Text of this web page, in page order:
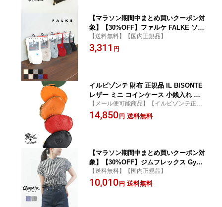
【マラソン期間中まとめ買いクーポン対
象】【30%OFF】ファルケ FALKE ソッ
クス ウォーキーソックス 靴下 くつ下
無地 ウール混 厚手 あったか プレゼン
【送料無料】【国内正規品】
3,311 円
イルビゾンテ 財布 正規品 IL BISONTE
レザー ミニ コインケース 小銭入れ 売
れ筋アイテム ユニセックス 贈り物 小物
入れ ブラック ・410069-0062401(メー
【メール便可能商品】【イルビゾンテ正規
品取扱店】【CP対象外】
14,850 円 送料無料
【マラソン期間中まとめ買いクーポン対
象】【30%OFF】ジムフレックス Gymp
hlex シャツ 半袖 ブラウス トップス フ
レンチスリーブ パフスリーブ コットン
【送料無料】【国内正規品】
10,010 円 送料無料